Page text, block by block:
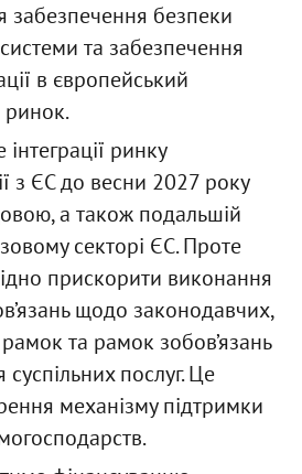
забезпечення безпеки
та забезпечення
в європейський
ринок.
ринку
з ЄС до весни 2027 року
а також подальшій
секторі ЄС. Проте
прискорити виконання
щодо законодавчих,
та рамок зобов’язань
послуг. Це
механізму підтримки